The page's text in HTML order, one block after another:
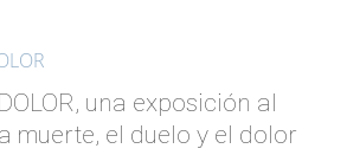
una exposición al
muerte, el duelo y el dolor